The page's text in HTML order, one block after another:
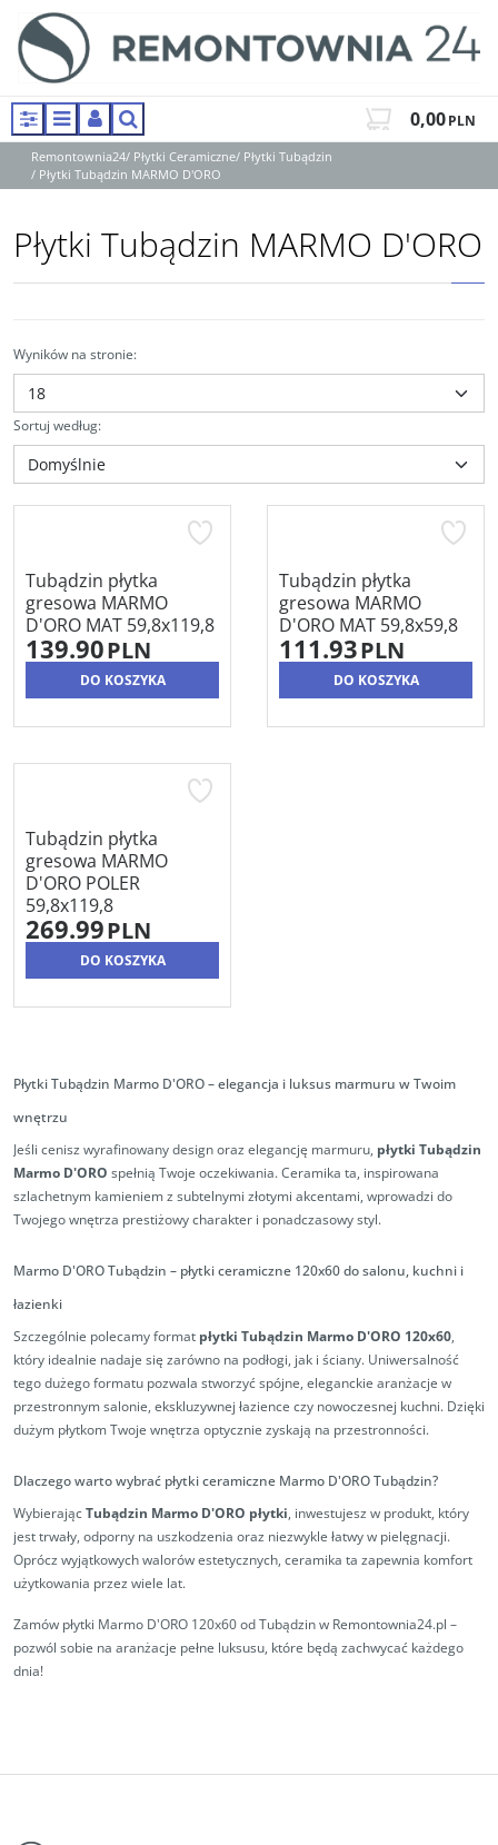
PanelMenuPanelSzukaj 0,00PLN
Remontownia24/ Płytki Ceramiczne/ Płytki Tubądzin
/ Płytki Tubądzin MARMO D'ORO
Płytki Tubądzin MARMO D'ORO
Wyników na stronie:
Sortuj według:
Tubądzin płytka
gresowa MARMO
D'ORO MAT 59,8x119,8
139.90PLN
DO KOSZYKA
Tubądzin płytka
gresowa MARMO
D'ORO MAT 59,8x59,8
111.93PLN
DO KOSZYKA
Tubądzin płytka
gresowa MARMO
D'ORO POLER
59,8x119,8
269.99PLN
DO KOSZYKA
Płytki Tubądzin Marmo D'ORO – elegancja i luksus marmuru w Twoim
wnętrzu
Jeśli cenisz wyrafinowany design oraz elegancję marmuru, płytki Tubądzin
Marmo D'ORO spełnią Twoje oczekiwania. Ceramika ta, inspirowana
szlachetnym kamieniem z subtelnymi złotymi akcentami, wprowadzi do
Twojego wnętrza prestiżowy charakter i ponadczasowy styl.
Marmo D'ORO Tubądzin – płytki ceramiczne 120x60 do salonu, kuchni i
łazienki
Szczególnie polecamy format płytki Tubądzin Marmo D'ORO 120x60,
który idealnie nadaje się zarówno na podłogi, jak i ściany. Uniwersalność
tego dużego formatu pozwala stworzyć spójne, eleganckie aranżacje w
przestronnym salonie, ekskluzywnej łazience czy nowoczesnej kuchni. Dzięki
dużym płytkom Twoje wnętrza optycznie zyskają na przestronności.
Dlaczego warto wybrać płytki ceramiczne Marmo D'ORO Tubądzin?
WybierającTubądzin Marmo D'ORO płytki, inwestujesz w produkt, który
jest trwały, odporny na uszkodzenia oraz niezwykle łatwy w pielęgnacji.
Oprócz wyjątkowych walorów estetycznych, ceramika ta zapewnia komfort
użytkowania przez wiele lat.
Zamów płytki Marmo D'ORO 120x60 od Tubądzin w Remontownia24.pl –
pozwól sobie na aranżacje pełne luksusu, które będą zachwycać każdego
dnia!